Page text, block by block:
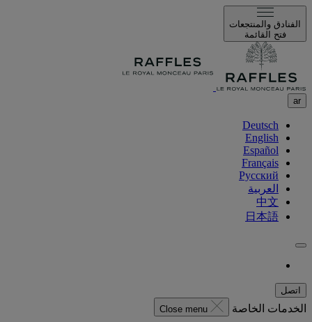
الفنادق والمنتجعات
فتح القائمة
ar
Deutsch
English
Español
Français
Русский
العربية
中文
日本語
اتصل
الخدمات الخاصة Close menu